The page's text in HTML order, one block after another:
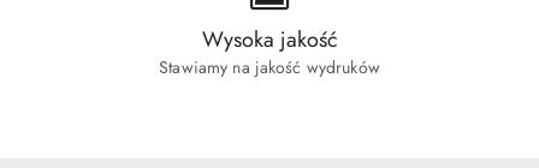
Wysoka jakość
Stawiamy na jakość wydruków